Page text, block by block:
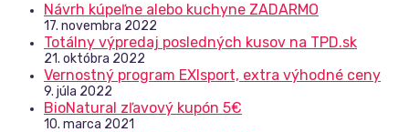
Návrh kúpeľne alebo kuchyne ZADARMO
17. novembra 2022
Totálny výpredaj posledných kusov na TPD.sk
21. októbra 2022
Vernostný program EXIsport, extra výhodné ceny
9. júla 2022
BioNatural zľavový kupón 5€
10. marca 2021